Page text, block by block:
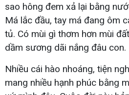
sao hông đem xả lại bằng
Má lắc đầu, tay má đang ôm
tủ. Có mùi gì thơm hơn mùi
dầm sương dãi nắng đâu con.
Nhiều cái hào nhoáng, tiện
mang nhiều hạnh phúc bằng